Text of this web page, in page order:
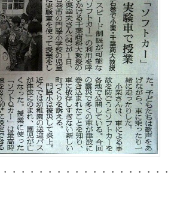
・・・・・・・・・・・・・・・・・